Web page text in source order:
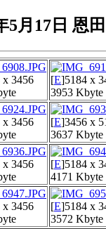
5月17日 恩
x 3456
[E]5184 x
3953 Kbyte
x 3456
[E]3456 x
3637 Kbyte
x 3456
[E]5184 x
4171 Kbyte
x 3456
[E]5184 x
3572 Kbyte